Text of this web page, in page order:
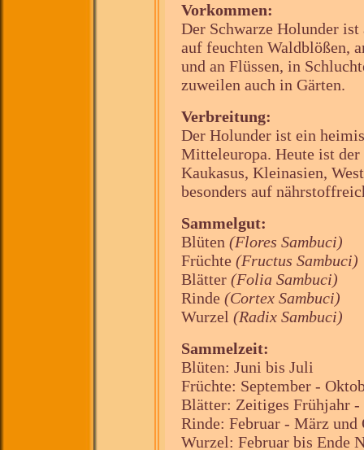
Vorkommen:
Der Schwarze Holunder
auf feuchten Waldblößen,
und an Flüssen, in
zuweilen auch in Gärten.
Verbreitung:
Der Holunder ist ein
Mitteleuropa. Heute ist
Kaukasus, Kleinasien,
besonders auf
Sammelgut:
Blüten (Flores Sambuci)
Früchte (Fructus Sambuci)
Blätter (Folia Sambuci)
Rinde (Cortex Sambuci)
Wurzel (Radix Sambuci)
Sammelzeit:
Blüten: Juni bis Juli
Früchte: September -
Blätter: Zeitiges Frühjahr
Rinde: Februar - März
Wurzel: Februar bis Ende